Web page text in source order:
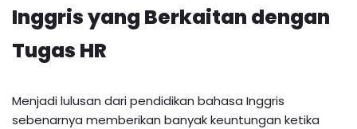
Inggris yang Berkaitan dengan
Tugas HR
Menjadi lulusan dari pendidikan bahasa Inggris
sebenarnya memberikan banyak keuntungan ketika